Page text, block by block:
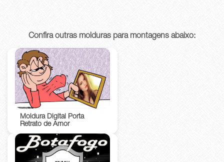
Confira outras molduras para montagens abaixo:
Moldura Digital Porta
Retrato de Amor